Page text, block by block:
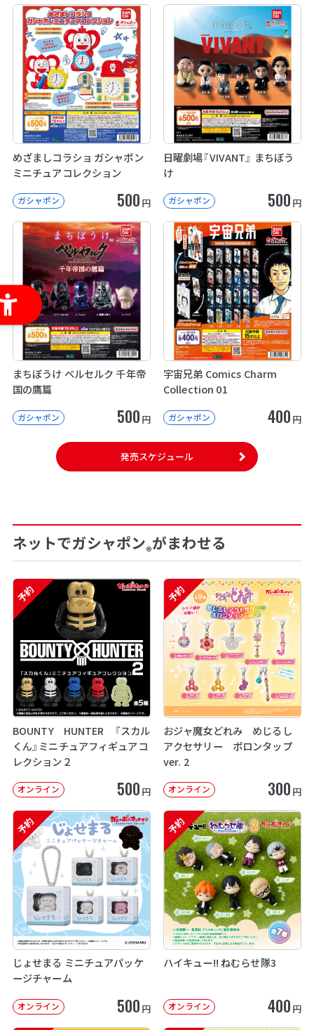
めざましコラショ ガシャポン
ミニチュアコレクション
ガシャポン 500 円
日曜劇場『VIVANT』 まちぼう
け
ガシャポン 500 円
まちぼうけ ベルセルク 千年帝
国の鷹篇
ガシャポン 500 円
宇宙兄弟 Comics Charm
Collection 01
ガシャポン 400 円
発売スケジュール
ネットでガシャポン®がまわせる
予約
BOUNTY HUNTER 『スカル
くん』ミニチュアフィギュアコ
レクション２
オンライン 500 円
予約
おジャ魔女どれみ めじるし
アクセサリー ポロンタップ
ver. 2
オンライン 300 円
予約
じょせまる ミニチュアパッケ
ージチャーム
オンライン 500 円
予約
ハイキュー!! ねむらせ隊3
オンライン 400 円